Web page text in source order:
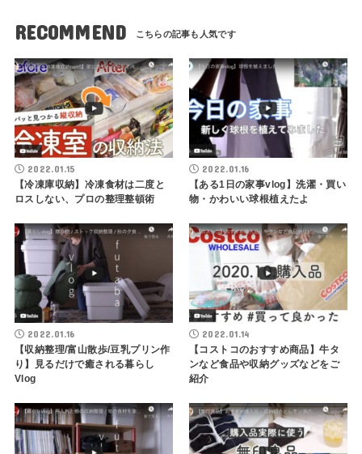
RECOMMEND
2022.01.15
【冷凍庫収納】冷凍食材は二度と
ロスしない、プロの整理整頓術
2022.01.16
【ある1日の家事vlog】洗濯・買い
物・かわいい球根植えたよ
2022.01.16
【収納整理/富山散歩/豆乳プリン作
り】見るだけで癒される暮らし
Vlog
2022.01.14
【コストコのおすすめ商品】牛タ
ンなど食品や収納グッズなどをご
紹介